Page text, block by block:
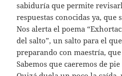
sabiduría que permite
respuestas conocidas ya, que
Nos alerta el poema
del salto”, un salto para el
preparando con maestría,
Sabemos que caeremos de